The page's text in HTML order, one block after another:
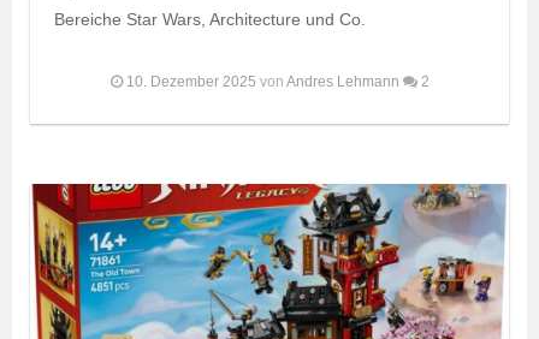
Bereiche Star Wars, Architecture und Co.
10. Dezember 2025 von Andres Lehmann 2